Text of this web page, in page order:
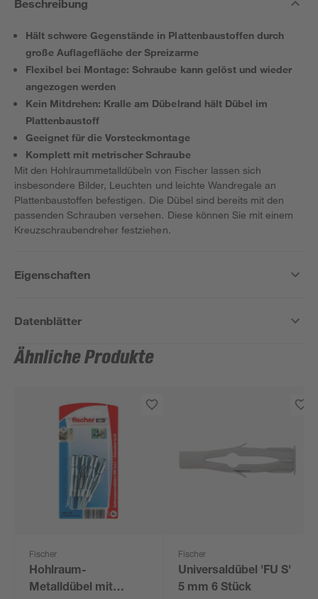
Beschreibung
Hält schwere Gegenstände in Plattenbaustoffen durch
große Auflagefläche der Spreizarme
Flexibel bei Montage: Schraube kann gelöst und wieder
angezogen werden
Kein Mitdrehen: Kralle am Dübelrand hält Dübel im
Plattenbaustoff
Geeignet für die Vorsteckmontage
Komplett mit metrischer Schraube
Mit den Hohlraummetalldübeln von Fischer lassen sich
insbesondere Bilder, Leuchten und leichte Wandregale an
Plattenbaustoffen befestigen. Die Dübel sind bereits mit den
passenden Schrauben versehen. Diese können Sie mit einem
Kreuzschraubendreher festziehen.
Eigenschaften
Datenblätter
Ähnliche Produkte
Fischer
Hohlraum-
Metalldübel mit
Fischer
Universaldübel 'FU S'
5 mm 6 Stück